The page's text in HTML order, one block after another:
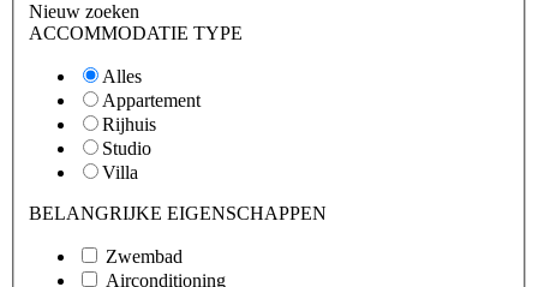
Nieuw zoeken
ACCOMMODATIE TYPE
Alles
Appartement
Rijhuis
Studio
Villa
BELANGRIJKE EIGENSCHAPPEN
Zwembad
Airconditioning